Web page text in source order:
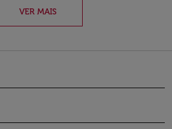
VER MAIS